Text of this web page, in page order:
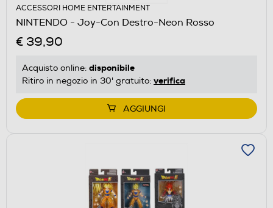
ACCESSORI HOME ENTERTAINMENT
NINTENDO - Joy-Con Destro-Neon Rosso
€ 39,90
Acquisto online: disponibile
Ritiro in negozio in 30' gratuito: verifica
AGGIUNGI